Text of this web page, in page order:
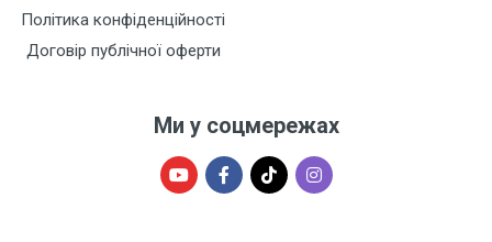
Політика конфіденційності
Договір публічної оферти
Ми у соцмережах